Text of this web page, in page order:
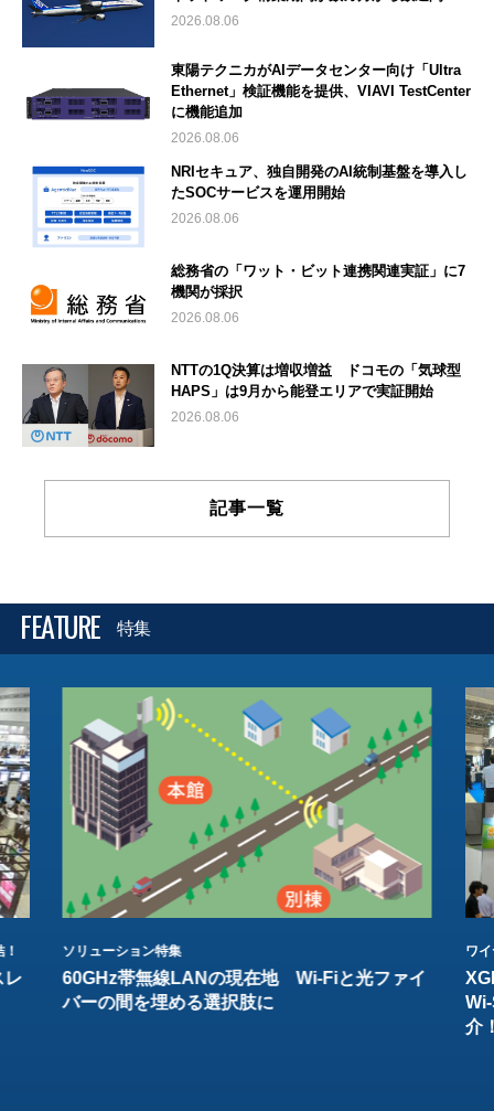
2026.08.06
東陽テクニカがAIデータセンター向け「Ultra
Ethernet」検証機能を提供、VIAVI TestCenter
に機能追加
2026.08.06
NRIセキュア、独自開発のAI統制基盤を導入し
たSOCサービスを運用開始
2026.08.06
総務省の「ワット・ビット連携関連実証」に7
機関が採択
2026.08.06
NTTの1Q決算は増収増益 ドコモの「気球型
HAPS」は9月から能登エリアで実証開始
2026.08.06
記事一覧
FEATURE 特集
レ
ソリューション特集
60GHz帯無線LANの現在地 Wi-Fiと光ファイ
バーの間を埋める選択肢に
ワ
介